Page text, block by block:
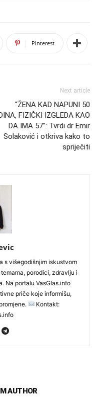
Pinterest
Next article
“ŽENA KAD NAPUNI 50
FIZIČKI IZGLEDA KAO
DA IMA 57”: Tvrdi dr Emir
Solaković i otkriva kako to
spriječiti
s višegodišnjim iskustvom
porodici, zdravlju i
Na portalu VasGlas.info
priče koje informišu,
Kontakt:
AUTHOR